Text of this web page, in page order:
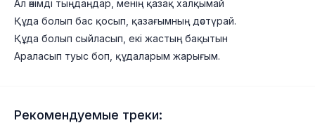
Ал әнімді тыңдаңдар, менің қазақ халқымай
Құда болып бас қосып, қазағымның дәстүрай.
Құда болып сыйласып, екі жастың бақытын
Араласып туыс боп, құдаларым жарығым.
Рекомендуемые треки: